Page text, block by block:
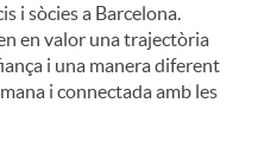
i sòcies a Barcelona.
en valor una trajectòria
i una manera diferent
i connectada amb les